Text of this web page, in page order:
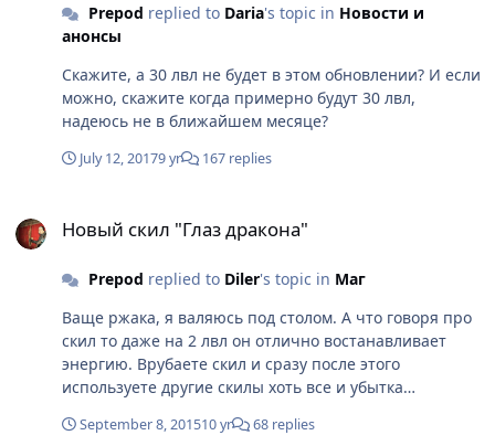
Prepod replied to Daria's topic in Новости и
анонсы
Скажите, а 30 лвл не будет в этом обновлении? И если
можно, скажите когда примерно будут 30 лвл,
надеюсь не в ближайшем месяце?
July 12, 20179 yr 167 replies
Новый скил "Глаз дракона"
Prepod replied to Diler's topic in Маг
Ваще ржака, я валяюсь под столом. А что говоря про
скил то даже на 2 лвл он отлично востанавливает
энергию. Врубаете скил и сразу после этого
используете другие скилы хоть все и убытка
September 8, 201510 yr 68 replies